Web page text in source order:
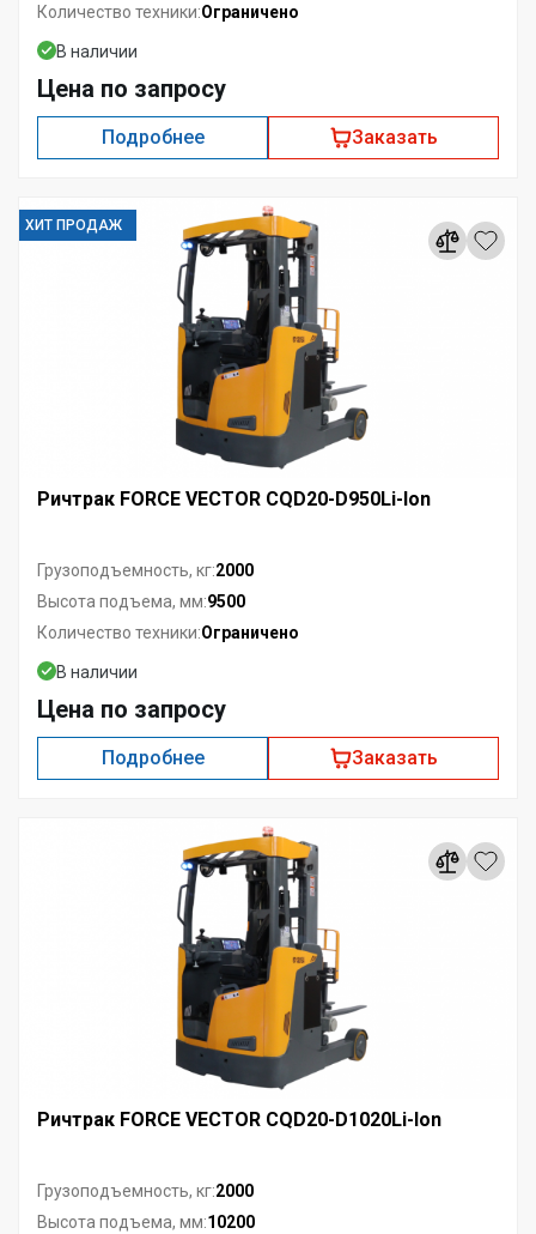
Количество техники:Ограничено
В наличии
Цена по запросу
Подробнее Заказать
ХИТ ПРОДАЖ
Ричтрак FORCE VECTOR CQD20-D950Li-Ion
Грузоподъемность, кг:2000
Высота подъема, мм:9500
Количество техники:Ограничено
В наличии
Цена по запросу
Подробнее Заказать
Ричтрак FORCE VECTOR CQD20-D1020Li-Ion
Грузоподъемность, кг:2000
Высота подъема, мм:10200